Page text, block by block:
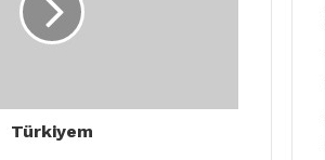
Türkiyem